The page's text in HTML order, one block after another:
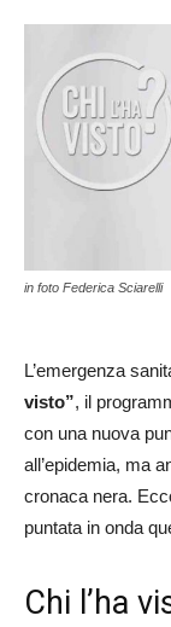
in foto Federica Sciarelli
L’emergenza
visto”, il
con una nuova
all’epidemia, ma
cronaca nera.
puntata in onda
Chi l’ha